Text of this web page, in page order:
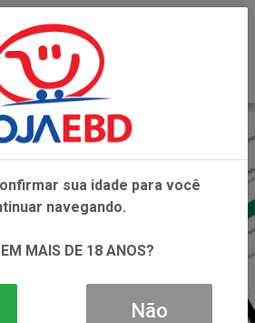
sua idade para você
navegando.
MAIS DE 18 ANOS?
Não